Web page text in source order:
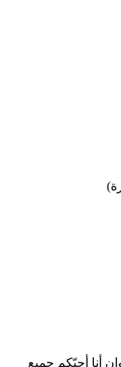
أنا أحبّكم جميع